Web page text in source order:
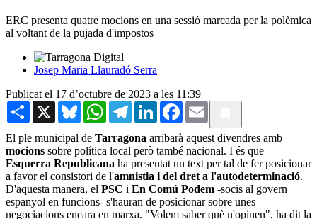
ERC presenta quatre mocions en una sessió marcada per la polèmica
al voltant de la pujada d'impostos
Josep Maria Llauradó Serra
Publicat el 17 d’octubre de 2023 a les 11:39
Share X BlueskyWhatsAppTelegramLinkedInFacebook
Email
El ple municipal de Tarragona arribarà aquest divendres amb
mocions sobre política local però també nacional. I és que
Esquerra Republicana ha presentat un text per tal de fer posicionar
a favor el consistori de l'amnistia i del dret a l'autodeterminació.
D'aquesta manera, el PSC i En Comú Podem -socis al govern
espanyol en funcions- s'hauran de posicionar sobre unes
negociacions encara en marxa. "Volem saber què n'opinen", ha dit la